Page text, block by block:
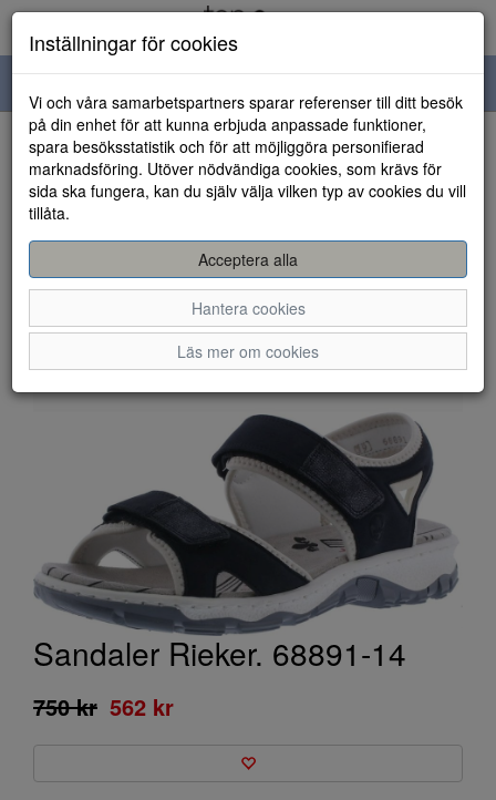
navigation
HEM
Sandaler Rieker. 68891-14
750 kr 562 kr
Inställningar för cookies
Vi och våra samarbetspartners sparar referenser till ditt besök
på din enhet för att kunna erbjuda anpassade funktioner,
spara besöksstatistik och för att möjliggöra personifierad
marknadsföring. Utöver nödvändiga cookies, som krävs för
sida ska fungera, kan du själv välja vilken typ av cookies du vill
tillåta.
Acceptera alla
Hantera cookies
Läs mer om cookies